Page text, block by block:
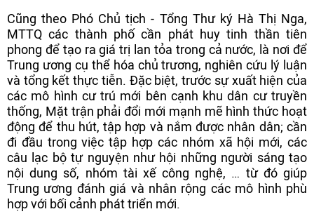
Cũng theo Phó Chủ tịch - Tổng Thư ký Hà Thị Nga,
MTTQ các thành phố cần phát huy tinh thần tiên
phong để tạo ra giá trị lan tỏa trong cả nước, là nơi để
Trung ương cụ thể hóa chủ trương, nghiên cứu lý luận
và tổng kết thực tiễn. Đặc biệt, trước sự xuất hiện của
các mô hình cư trú mới bên cạnh khu dân cư truyền
thống, Mặt trận phải đổi mới mạnh mẽ hình thức hoạt
động để thu hút, tập hợp và nắm được nhân dân; cần
đi đầu trong việc tập hợp các nhóm xã hội mới, các
câu lạc bộ tự nguyện như hội những người sáng tạo
nội dung số, nhóm tài xế công nghệ, … từ đó giúp
Trung ương đánh giá và nhân rộng các mô hình phù
hợp với bối cảnh phát triển mới.